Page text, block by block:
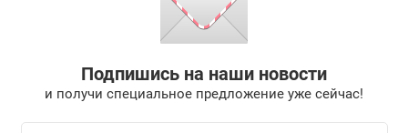
Подпишись на наши новости
и получи специальное предложение уже сейчас!